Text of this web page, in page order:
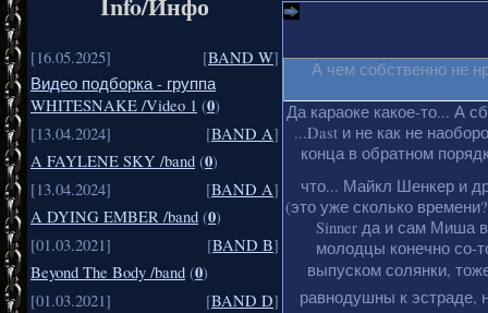
[16.05.2025] [BAND W]
Видео подборка - группа
WHITESNAKE /Video 1 (0)
[13.04.2024]
[BAND A]
A FAYLENE SKY /band (0)
[13.04.2024]
[BAND A]
A DYING EMBER /band (0)
[01.03.2021]
[BAND B]
Beyond The Body /band (0)
[01.03.2021]
[BAND D]
А чем собственно не
Да караоке какое-то... А
...Dast и не как не
конца в обратном
что... Майкл Шенкер и
(это уже сколько
Sinner да и сам Миша
молодцы конечно со-
выпуском солянки,
равнодушны к эстраде,